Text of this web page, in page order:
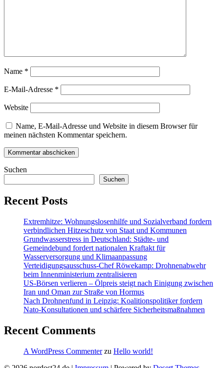
Name *
E-Mail-Adresse *
Website
Name, E-Mail-Adresse und Website in diesem Browser für
meinen nächsten Kommentar speichern.
Suchen
Suchen
Recent Posts
Extremhitze: Wohnungslosenhilfe und Sozialverband fordern
verbindlichen Hitzeschutz von Staat und Kommunen
Grundwasserstress in Deutschland: Städte- und
Gemeindebund fordert nationalen Kraftakt für
Wasserversorgung und Klimaanpassung
Verteidigungsausschuss-Chef Röwekamp: Drohnenabwehr
beim Innenministerium zentralisieren
US-Börsen verlieren – Ölpreis steigt nach Einigung zwischen
Iran und Oman zur Straße von Hormus
Nach Drohnenfund in Leipzig: Koalitionspolitiker fordern
Nato-Konsultationen und schärfere Sicherheitsmaßnahmen
Recent Comments
A WordPress Commenterzu Hello world!